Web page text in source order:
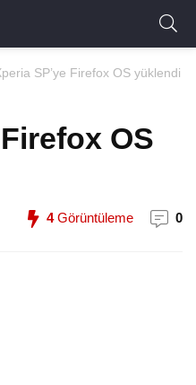
SP’ye Firefox OS yüklendi
OS
4Görüntüleme 0